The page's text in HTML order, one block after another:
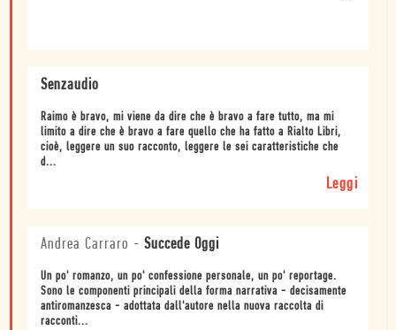
Senzaudio
Raimo è bravo, mi viene da dire che è bravo a fare tutto, ma mi
limito a dire che è bravo a fare quello che ha fatto a Rialto Libri,
cioè, leggere un suo racconto, leggere le sei caratteristiche che
d...
Leggi
Andrea Carraro - Succede Oggi
Un po' romanzo, un po' confessione personale, un po' reportage.
Sono le componenti principali della forma narrativa - decisamente
antiromanzesca - adottata dall'autore nella nuova raccolta di
racconti...